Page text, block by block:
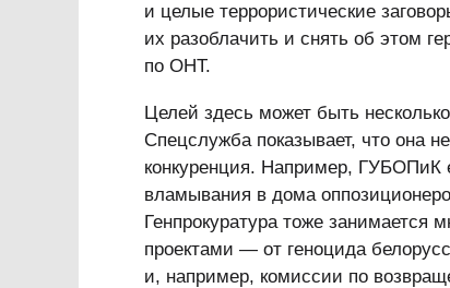
и целые террористические
их разоблачить и снять об этом
по ОНТ.
Целей здесь может быть
Спецслужба показывает, что она
конкуренция. Например, ГУБОПиК
вламывания в дома
Генпрокуратура тоже
проектами — от геноцида
и, например, комиссии по